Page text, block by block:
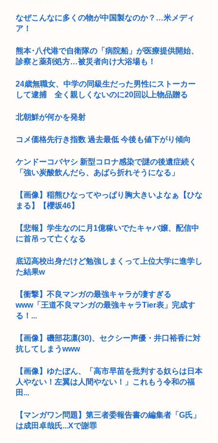
なぜこんなに多くの物が中国製なのか？…米メディ
ア！
熊本･八代港で自衛隊の「病院船」が医療提供開始、
診察と薬剤処方…被災者向け大浴場も！
24歳無職女、中学の同級生だった男性にストーカー
して逮捕 全く親しくないのに20回以上物品贈る
北朝鮮が何かを発射
コメ価格先行き指数 過去最低 今後も値下がり傾向
ケンドーコバヤシ 新型コロナ感染で謎の後遺症続く
「強い炭酸飲んだら、あばら折れそうになる」
【画像】稲熊ひなってやっぱり胸大きいよなぁ【ひな
まる】【櫻坂46】
【悲報】学生なのに月1億稼いでたキャバ嬢、配信中
に首吊って亡くなる
底辺高校出身だけど勉強しまくって上位大学に進学し
た結果w
【衝撃】不良マンガの最強キャラが凄すぎる
www「王道不良マンガの最強キャラTier表」完成す
る！...
【画像】磯部花凛(30)、セクシー声優・井口裕香に対
抗してしまうwww
【画像】ゆたぼん、「高市早苗を批判する奴らは日本
人やない！左翼は人間やない！」これもう令和の福
田...
【マンガワン問題】第三者委報告書の編集者「G氏」
は成田卓哉氏...Xで謝罪